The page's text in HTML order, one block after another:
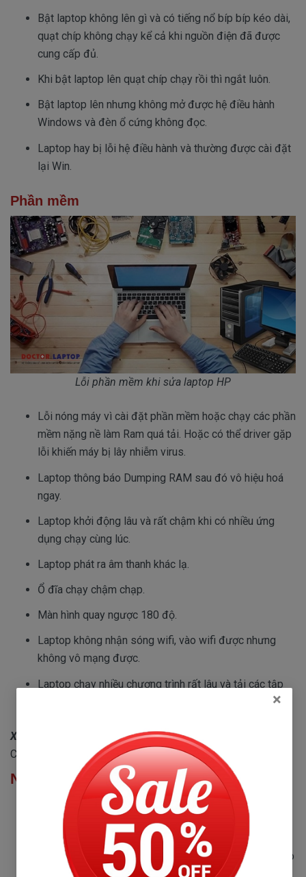
Bật laptop không lên gì và có tiếng nổ bíp bíp kéo dài,
quạt chíp không chạy kể cả khi nguồn điện đã được
cung cấp đủ.
Khi bật laptop lên quạt chíp chạy rồi thì ngắt luôn.
Bật laptop lên nhưng không mở được hệ điều hành
Windows và đèn ổ cứng không đọc.
Laptop hay bị lỗi hệ điều hành và thường được cài đặt
lại Win.
Phần mềm
Lỗi phần mềm khi sửa laptop HP
Lỗi nóng máy vì cài đặt phần mềm hoặc chạy các phần
mềm nặng nề làm Ram quá tải. Hoặc có thể driver gặp
lỗi khiến máy bị lây nhiễm virus.
Laptop thông báo Dumping RAM sau đó vô hiệu hoá
ngay.
Laptop khởi động lâu và rất chậm khi có nhiều ứng
dụng chạy cùng lúc.
Laptop phát ra âm thanh khác lạ.
Ổ đĩa chạy chậm chạp.
Màn hình quay ngược 180 độ.
Laptop không nhận sóng wifi, vào wifi được nhưng
không vô mạng được.
Laptop chạy nhiều chương trình rất lâu và tải các tập
Xem thêm: sửa laptop tại nhà TPHCM
Chất lượng- Giá rẻ
Nguyên nhân xảy ra các lỗi laptop HP
Có chip bị lỗi do nhiệt độ của chip rất cao, vượt mức
Làm dây nguồn laptop bị đứt hoặc không cấp điện vào
máy khiến pin laptop có vấn đề, main bị lỗi.
×